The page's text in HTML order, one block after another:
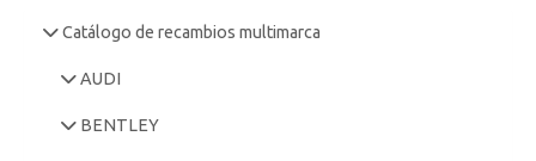
Catálogo de recambios multimarca
AUDI
BENTLEY